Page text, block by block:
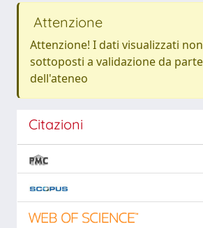
Attenzione
Attenzione! I dati visualizzati
sottoposti a validazione da parte
dell'ateneo
Citazioni